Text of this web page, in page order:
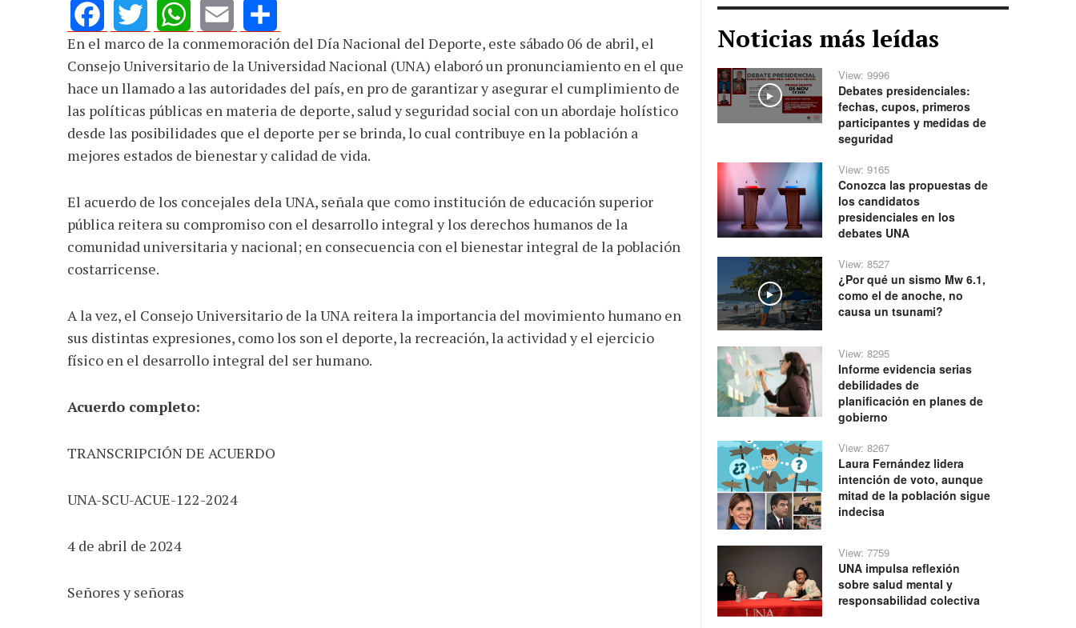
FacebookTwitterWhatsApp
Email Share
En el marco de la conmemoración del Día Nacional del Deporte, este sábado 06 de abril, el
Consejo Universitario de la Universidad Nacional (UNA) elaboró un pronunciamiento en el que
hace un llamado a las autoridades del país, en pro de garantizar y asegurar el cumplimiento de
las políticas públicas en materia de deporte, salud y seguridad social con un abordaje holístico
desde las posibilidades que el deporte per se brinda, lo cual contribuye en la población a
mejores estados de bienestar y calidad de vida.
El acuerdo de los concejales dela UNA, señala que como institución de educación superior
pública reitera su compromiso con el desarrollo integral y los derechos humanos de la
comunidad universitaria y nacional; en consecuencia con el bienestar integral de la población
costarricense.
A la vez, el Consejo Universitario de la UNA reitera la importancia del movimiento humano en
sus distintas expresiones, como los son el deporte, la recreación, la actividad y el ejercicio
físico en el desarrollo integral del ser humano.
Acuerdo completo:
TRANSCRIPCIÓN DE ACUERDO
UNA-SCU-ACUE-122-2024
4 de abril de 2024
Señores y señoras
Noticias más leídas
Play
View: 9996
Debates presidenciales:
fechas, cupos, primeros
participantes y medidas de
seguridad
View: 9165
Conozca las propuestas de
los candidatos
presidenciales en los
debates UNA
Play
View: 8527
¿Por qué un sismo Mw 6.1,
como el de anoche, no
causa un tsunami?
View: 8295
Informe evidencia serias
debilidades de
planificación en planes de
gobierno
View: 8267
Laura Fernández lidera
intención de voto, aunque
mitad de la población sigue
indecisa
View: 7759
UNA impulsa reflexión
sobre salud mental y
responsabilidad colectiva